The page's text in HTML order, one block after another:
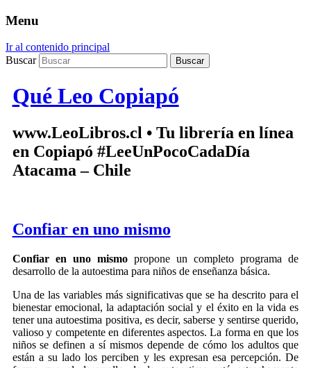
Menu
Ir al contenido principal
Buscar
Qué Leo Copiapó
www.LeoLibros.cl • Tu librería en línea
en Copiapó #LeeUnPocoCadaDía
Atacama – Chile
Confiar en uno mismo
Confiar en uno mismopropone un completo programa de
desarrollo de la autoestima para niños de enseñanza básica.
Una de las variables más significativas que se ha descrito para el
bienestar emocional, la adaptación social y el éxito en la vida es
tener una autoestima positiva, es decir, saberse y sentirse querido,
valioso y competente en diferentes aspectos. La forma en que los
niños se definen a sí mismos depende de cómo los adultos que
están a su lado los perciben y les expresan esa percepción. De